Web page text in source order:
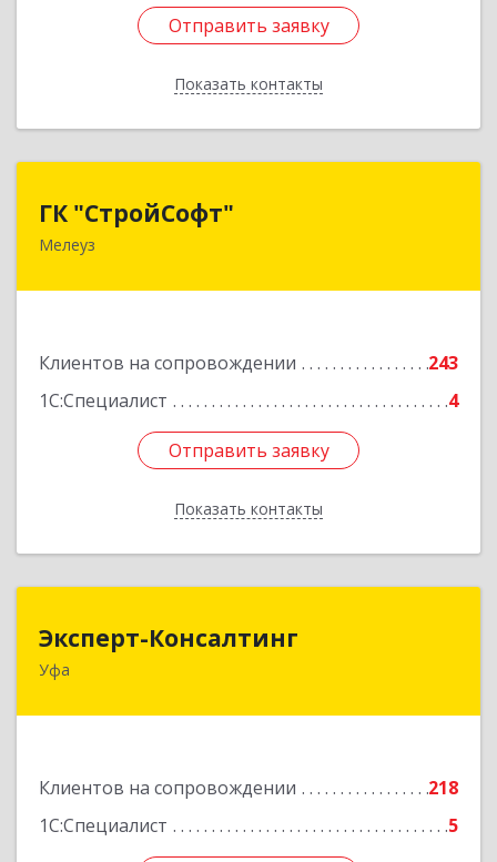
Отправить заявку
Показать контакты
Отправить заявку
Назад
ГК "СтройСофт"
Мелеуз
Клиентов на сопровождении
243
1С:Специалист
4
Отправить заявку
Показать контакты
453852, Башкортостан Респ, Мелеуз г, Ленина
Отправить заявку
Назад
Эксперт-Консалтинг
Уфа
Клиентов на сопровождении
218
1С:Специалист
5
450059, Башкортостан Респ, Уфимский р-н, Уфа